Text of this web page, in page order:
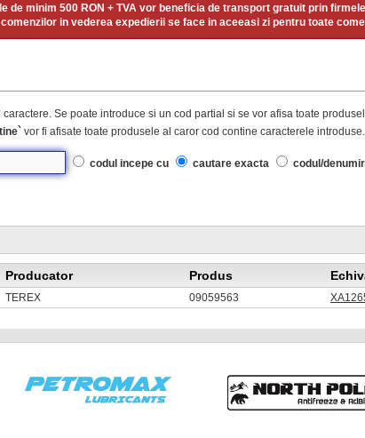
de minim 500 RON + TVA vor beneficia de transport gratuit prin
in vederea expedierii se face in aceeasi zi pentru toate
Se poate introduce si un cod partial si se vor afisa toate
vor fi afisate toate produsele al caror cod contine caracterele introduse.
codul incepe cu cautare exacta codul/
Producator Produs
TEREX 09059563